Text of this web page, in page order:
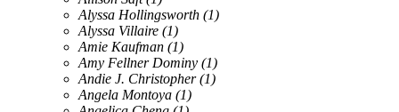
Alyssa Hollingsworth (1)
Alyssa Villaire (1)
Amie Kaufman (1)
Amy Fellner Dominy (1)
Andie J. Christopher (1)
Angela Montoya (1)